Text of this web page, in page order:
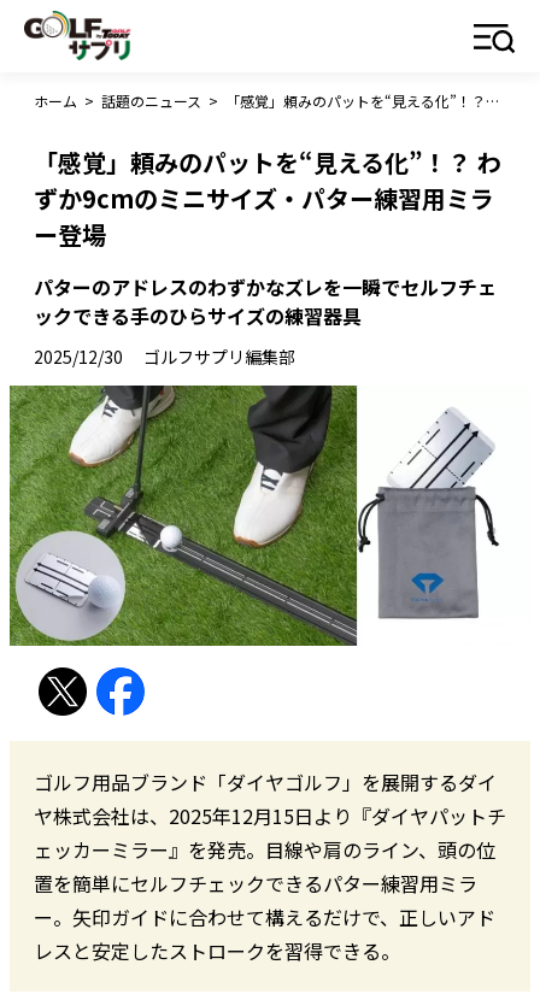
ホーム > 話題のニュース > 「感覚」頼みのパットを“見える化”！？ わずか9cmのミニサイズ・パター練習用ミラー登場
「感覚」頼みのパットを“見える化”！？ わ
ずか9cmのミニサイズ・パター練習用ミラ
ー登場
パターのアドレスのわずかなズレを一瞬でセルフチェ
ックできる手のひらサイズの練習器具
2025/12/30 ゴルフサプリ編集部
ゴルフ用品ブランド「ダイヤゴルフ」を展開するダイ
ヤ株式会社は、2025年12月15日より『ダイヤパットチ
ェッカーミラー』を発売。目線や肩のライン、頭の位
置を簡単にセルフチェックできるパター練習用ミラ
ー。矢印ガイドに合わせて構えるだけで、正しいアド
レスと安定したストロークを習得できる。